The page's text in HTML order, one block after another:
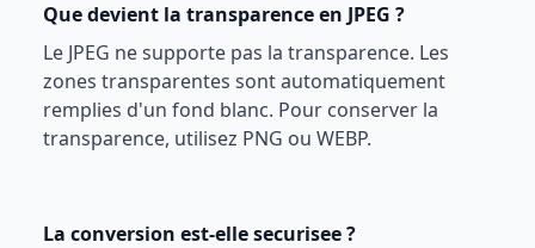
Que devient la transparence en JPEG ?
Le JPEG ne supporte pas la transparence. Les
zones transparentes sont automatiquement
remplies d'un fond blanc. Pour conserver la
transparence, utilisez PNG ou WEBP.
La conversion est-elle securisee ?